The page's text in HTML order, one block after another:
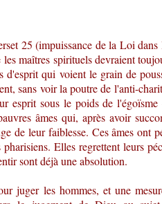
25 (impuissance de la Loi dans
maîtres spirituels devraient
d'esprit qui voient le grain de
sans voir la poutre de l'anti-
esprit sous le poids de
âmes qui, après avoir
de leur faiblesse. Ces âmes ont
Elles regrettent leurs
sont déjà une absolution.
juger les hommes, et une